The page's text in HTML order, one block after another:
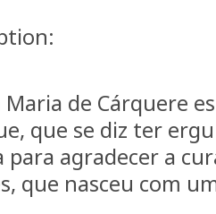
de Cárquere
que se diz ter
agradecer a
que nasceu com